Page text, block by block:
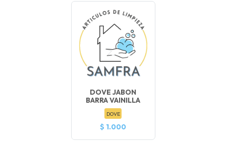
DOVE JABON
BARRA VAINILLA
DOVE
$ 1.000